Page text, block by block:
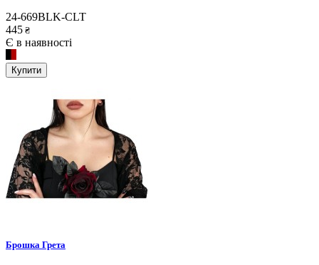
24-669BLK-CLT
445 ₴
Є в наявності
Купити
Брошка Грета